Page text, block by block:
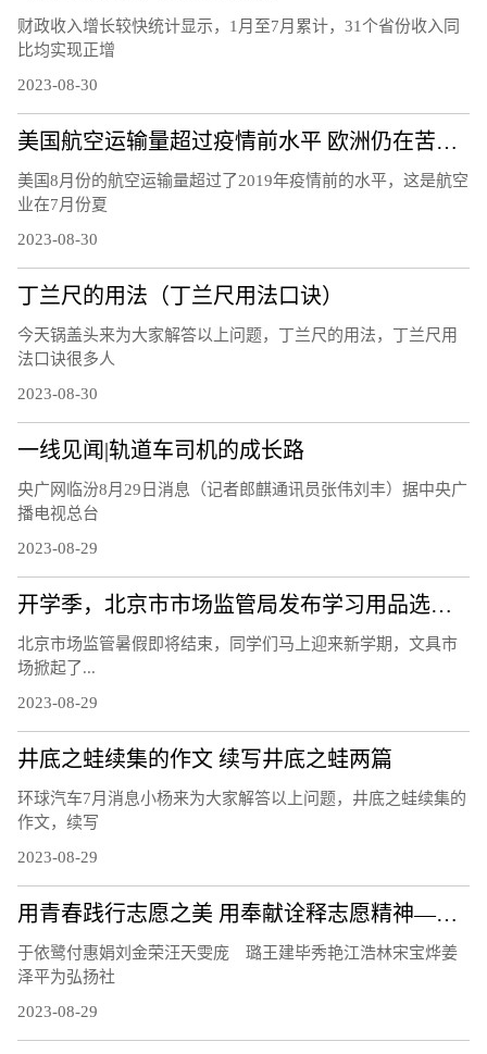
财政收入增长较快统计显示，1月至7月累计，31个省份收入同
比均实现正增
2023-08-30
美国航空运输量超过疫情前水平 欧洲仍在苦苦挣扎
美国8月份的航空运输量超过了2019年疫情前的水平，这是航空
业在7月份夏
2023-08-30
丁兰尺的用法（丁兰尺用法口诀）
今天锅盖头来为大家解答以上问题，丁兰尺的用法，丁兰尺用
法口诀很多人
2023-08-30
一线见闻|轨道车司机的成长路
央广网临汾8月29日消息（记者郎麒通讯员张伟刘丰）据中央广
播电视总台
2023-08-29
开学季，北京市市场监管局发布学习用品选购提示
北京市场监管暑假即将结束，同学们马上迎来新学期，文具市
场掀起了...
2023-08-29
井底之蛙续集的作文 续写井底之蛙两篇
环球汽车7月消息小杨来为大家解答以上问题，井底之蛙续集的
作文，续写
2023-08-29
用青春践行志愿之美 用奉献诠释志愿精神——记2022年度海淀区十大明星志愿者
于依鹭付惠娟刘金荣汪天雯庞 璐王建毕秀艳江浩林宋宝烨姜
泽平为弘扬社
2023-08-29